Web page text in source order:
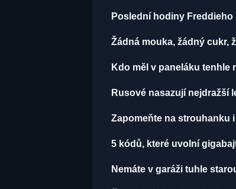
Poslední hodiny
Žádná mouka, žádný cukr,
Kdo měl v paneláku tenhle
Rusové nasazují nejdražší
Zapomeňte na strouhanku
5 kódů, které uvolní
Nemáte v garáži tuhle